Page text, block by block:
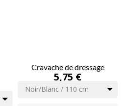
Cravache de dressage
5,75 €
Noir/Blanc / 110 cm